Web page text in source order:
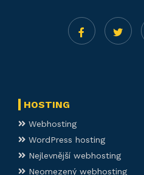
HOSTING
Webhosting
WordPress hosting
Nejlevnější webhosting
Neomezený webhosting